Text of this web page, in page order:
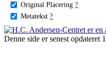
Original Placering ?
Metatekst ?
Denne side er senest opdateret